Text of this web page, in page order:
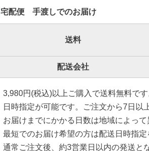
宅配便 手渡しでのお届け
送料
配送会社
3,980円(税込)以上ご購入で送料無料です
日時指定が可能です。ご注文から7日以
お届けまでにかかる日数は地域によって
最短でのお届け希望の方は配送日時指定
通常ご注文後、約3営業日以内の発送と